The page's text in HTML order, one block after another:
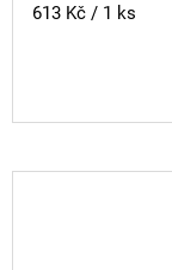
Měrná
613 Kč / 1 ks